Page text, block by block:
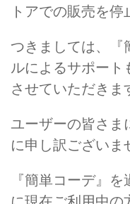
トアでの販売を停
つきましては、『
ルによるサポート
させていただきま
ユーザーの皆さま
に申し訳ございま
『簡単コーデ』